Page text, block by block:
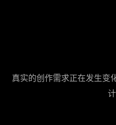
真实的创作需求正在发生变